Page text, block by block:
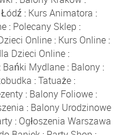
: Kurs Animatora :
: Polecany Sklep :
Online: Kurs Online:
Dzieci Online :
: Bańki Mydlane : Balony :
:Tatuaże:
: Balony Foliowe :
: Balony Urodzinowe
: Ogłoszenia Warszawa